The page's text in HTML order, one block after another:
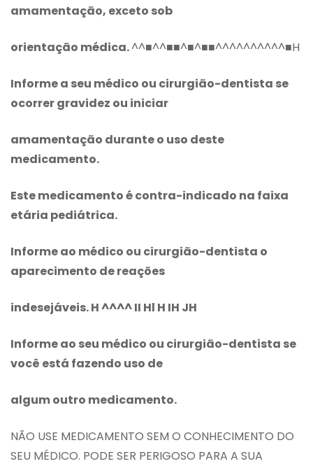
amamentação, exceto sob
orientação médica.^^■^^■■^■^■■^^^^^^^^^^■H
Informe a seu médico ou cirurgião-dentista se
ocorrer gravidez ou iniciar
amamentação durante o uso deste
medicamento.
Este medicamento é contra-indicado na faixa
etária pediátrica.
Informe ao médico ou cirurgião-dentista o
aparecimento de reações
indesejáveis.H ^^^^II Hl H IH JH
Informe ao seu médico ou cirurgião-dentista se
você está fazendo uso de
algum outro medicamento.
NÃO USE MEDICAMENTO SEM O CONHECIMENTO DO
SEU MÉDICO. PODE SER PERIGOSO PARA A SUA